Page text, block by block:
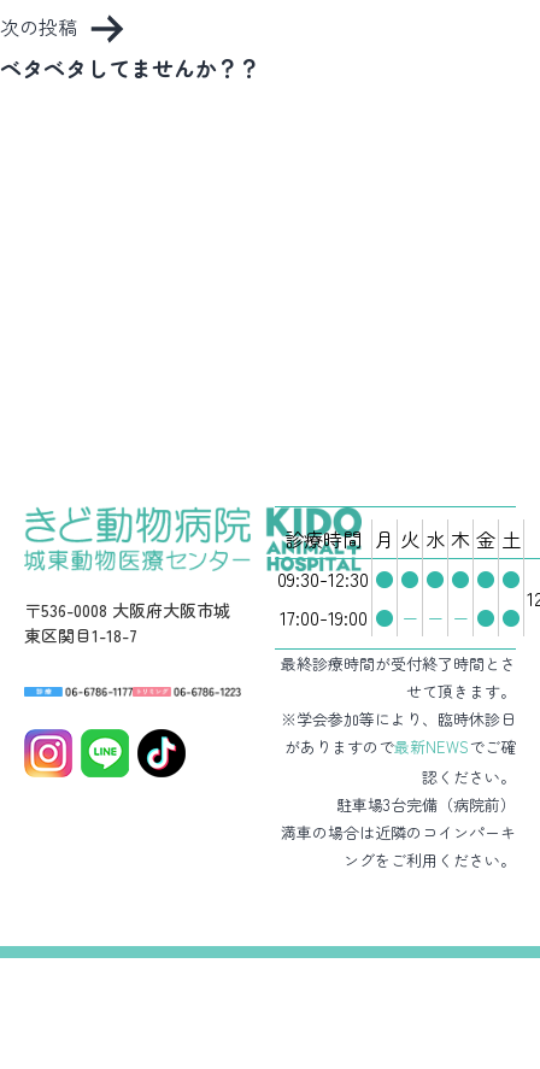
ビ
ゲ
次の投稿
ベタベタしてませんか？？
〒536-0008 大阪府大阪市城
東区関目1-18-7
診療時間 月 火 水 木 金 土
09:30-12:30 ● ● ● ● ● ●
17:00-19:00 ● − − − ● ●
最終診療時間が受付終了時間とさ
せて頂きます。
※学会参加等により、臨時休診日
がありますので最新NEWSでご確
認ください。
駐車場3台完備（病院前）
満車の場合は近隣のコインパーキ
ングをご利用ください。